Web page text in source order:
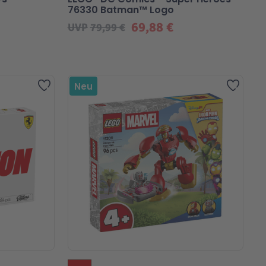
69,88 €
UVP 79,99 €
76330 Batman™ Logo
Zur Wunschliste hinzufügen Zur
Neu